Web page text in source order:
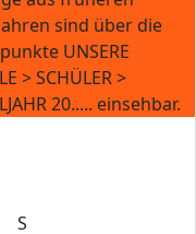
sind über die
UNSERE
> SCHÜLER >
20..... einsehbar.
S